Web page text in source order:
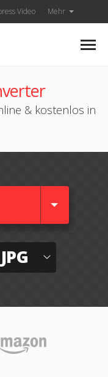
Video Mehr
& kostenlos in
JPG